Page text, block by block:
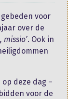
voor
over de
. Ook in
deze dag –
voor de